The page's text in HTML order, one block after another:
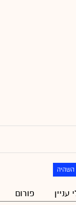
השהיה
עניין פורום